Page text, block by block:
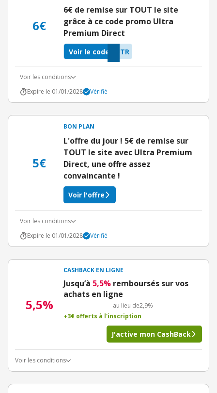
6€
6€ de remise sur TOUT le site
grâce à ce code promo Ultra
Premium Direct
UTR
Voir le code
Voir les conditions
Expire le 01/01/2028
Vérifié
5€
BON PLAN
L'offre du jour ! 5€ de remise sur
TOUT le site avec Ultra Premium
Direct, une offre assez
convaincante !
Voir l'offre
Voir les conditions
Expire le 01/01/2028
Vérifié
5,5%
CASHBACK EN LIGNE
Jusqu’à 5,5% remboursés sur vos
achats en ligne
au lieu de2,9%
+3€ offerts à l'inscription
J'active mon CashBack
Voir les conditions